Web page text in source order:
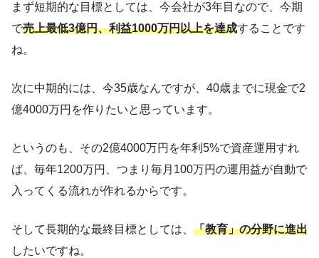
まず短期的な目標としては、今会社が3年目なので、今期
で売上最低3億円、利益1000万円以上を達成することです
ね。
次に中期的には、今35歳なんですが、40歳までに現金で2
億4000万円を作りたいと思っています。
というのも、その2億4000万円を年利5%で資産運用すれ
ば、毎年1200万円、つまり毎月100万円の運用益が自動で
入ってくる流れが作れるからです。
そして長期的な最終目標としては、 「教育」の分野に進出
したいですね。